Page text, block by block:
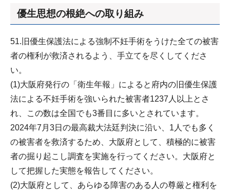
優生思想の根絶への取り組み
51.旧優生保護法による強制不妊手術をうけた全ての被害
者の権利が救済されるよう、手立てを尽くしてくださ
い。
(1)大阪府発行の「衛生年報」によると府内の旧優生保護
法による不妊手術を強いられた被害者1237人以上とさ
れ、この数は全国でも3番目に多いとされています。
2024年7月3日の最高裁大法廷判決に沿い、1人でも多く
の被害者を救済するため、大阪府として、積極的に被害
者の掘り起こし調査を実施を行ってください。大阪府と
して把握した実態を報告してください。
(2)大阪府として、あらゆる障害のある人の尊厳と権利を